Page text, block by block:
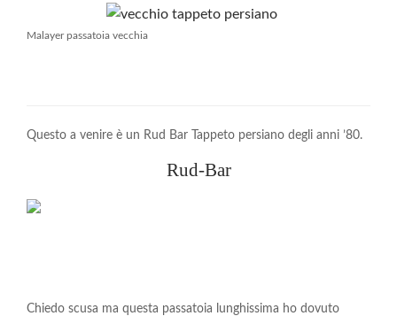
Malayer passatoia vecchia
Questo a venire è un Rud Bar Tappeto persiano degli anni ’80.
Rud-Bar
Chiedo scusa ma questa passatoia lunghissima ho dovuto